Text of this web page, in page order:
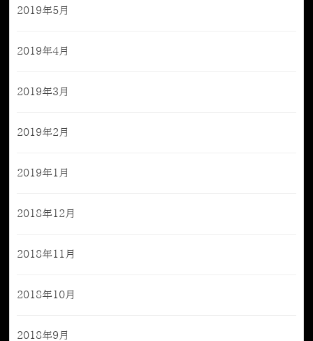
2019年5月
2019年4月
2019年3月
2019年2月
2019年1月
2018年12月
2018年11月
2018年10月
2018年9月